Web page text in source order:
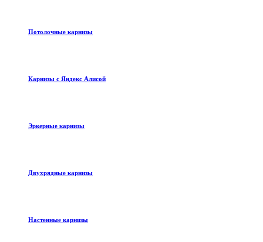
Потолочные карнизы
Карнизы с Яндекс Алисой
Эркерные карнизы
Двухрядные карнизы
Настенные карнизы